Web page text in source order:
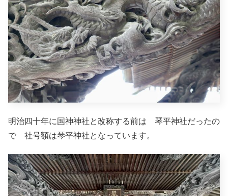
明治四十年に国神神社と改称する前は 琴平神社だったの
で 社号額は琴平神社となっています。